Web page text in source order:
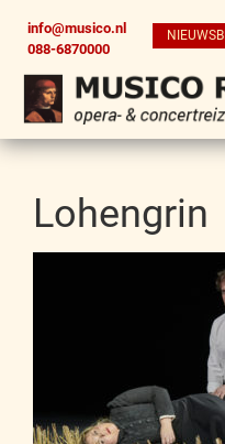
info@musico.nl
088-6870000
Lohengrin